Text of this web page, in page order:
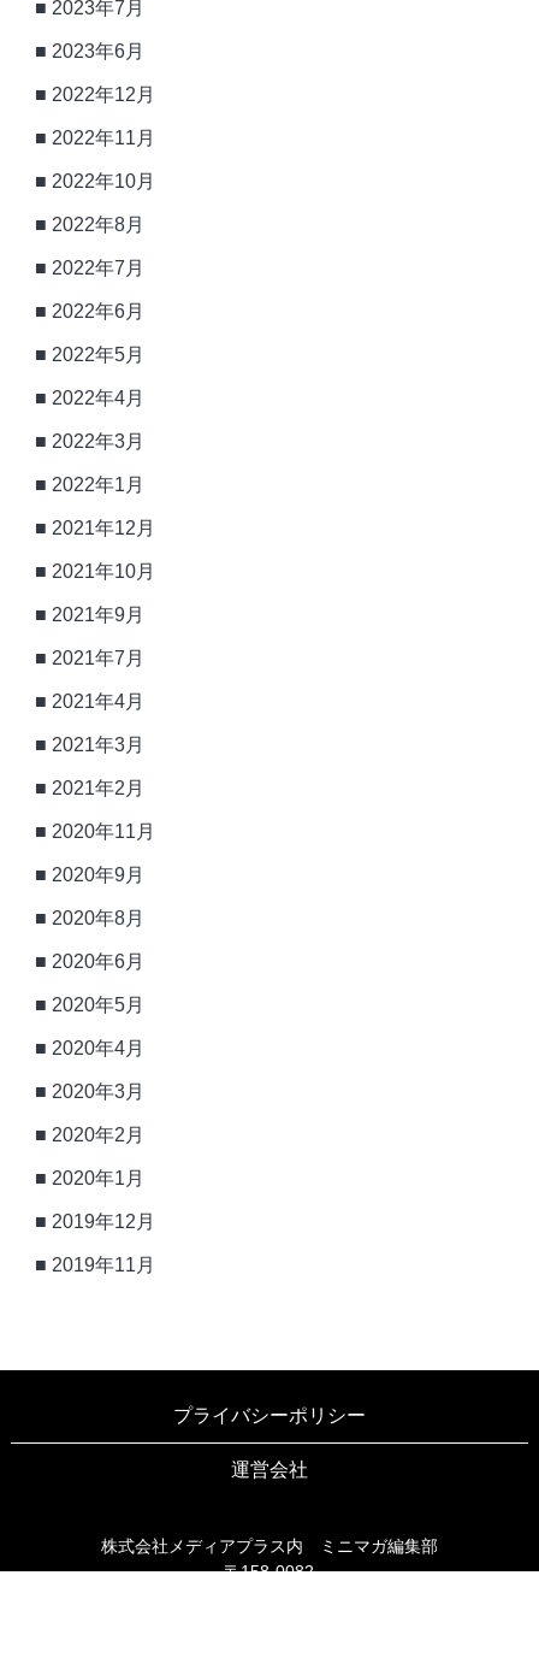
2023年7月
2023年6月
2022年12月
2022年11月
2022年10月
2022年8月
2022年7月
2022年6月
2022年5月
2022年4月
2022年3月
2022年1月
2021年12月
2021年10月
2021年9月
2021年7月
2021年4月
2021年3月
2021年2月
2020年11月
2020年9月
2020年8月
2020年6月
2020年5月
2020年4月
2020年3月
2020年2月
2020年1月
2019年12月
2019年11月
プライバシーポリシー
運営会社
株式会社メディアプラス内 ミニマガ編集部
〒158-0082